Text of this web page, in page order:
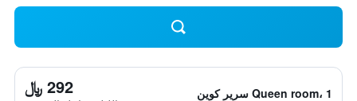
Queen room، 1 سرير كوين 292 ﷼